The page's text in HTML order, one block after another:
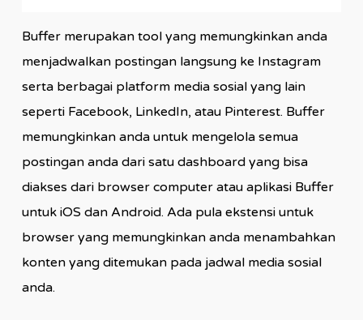
Buffer merupakan tool yang memungkinkan anda
menjadwalkan postingan langsung ke Instagram
serta berbagai platform media sosial yang lain
seperti Facebook, LinkedIn, atau Pinterest. Buffer
memungkinkan anda untuk mengelola semua
postingan anda dari satu dashboard yang bisa
diakses dari browser computer atau aplikasi Buffer
untuk iOS dan Android. Ada pula ekstensi untuk
browser yang memungkinkan anda menambahkan
konten yang ditemukan pada jadwal media sosial
anda.